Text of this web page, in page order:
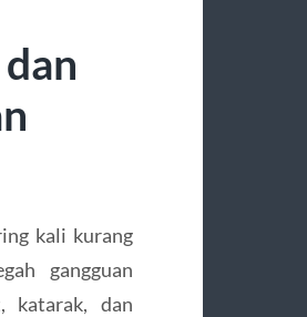
kali kurang
gangguan
katarak, dan